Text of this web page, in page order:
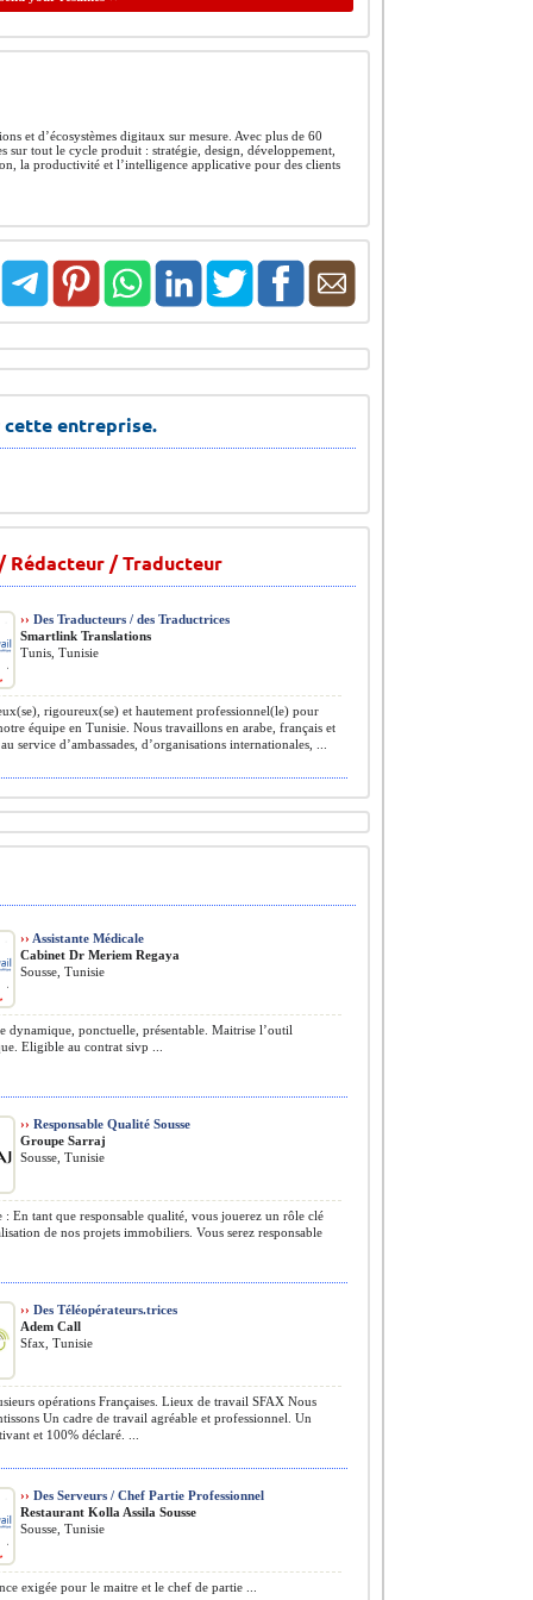
et d’écosystèmes digitaux sur mesure. Avec plus de 60
sur tout le cycle produit : stratégie, design, développement,
la productivité et l’intelligence applicative pour des clients
cette entreprise.
Rédacteur / Traducteur
›› Des Traducteurs / des Traductrices
Smartlink Translations
Tunis, Tunisie
rigoureux(se) et hautement professionnel(le) pour
équipe en Tunisie. Nous travaillons en arabe, français et
service d’ambassades, d’organisations internationales, ...
›› Assistante Médicale
Cabinet Dr Meriem Regaya
Sousse, Tunisie
dynamique, ponctuelle, présentable. Maitrise l’outil
Eligible au contrat sivp ...
›› Responsable Qualité Sousse
Groupe Sarraj
Sousse, Tunisie
: En tant que responsable qualité, vous jouerez un rôle clé
de nos projets immobiliers. Vous serez responsable
›› Des Téléopérateurs.trices
Adem Call
Sfax, Tunisie
opérations Françaises. Lieux de travail SFAX Nous
Un cadre de travail agréable et professionnel. Un
et 100% déclaré. ...
›› Des Serveurs / Chef Partie Professionnel
Restaurant Kolla Assila Sousse
Sousse, Tunisie
exigée pour le maitre et le chef de partie ...